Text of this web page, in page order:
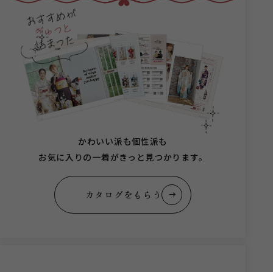
かわいい派も個性派も
お気に入りの一着がきっと見つかります。
カタログをもらう